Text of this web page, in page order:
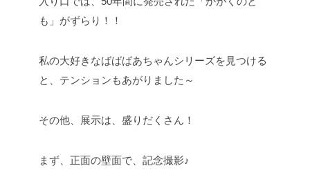
も」がずらり！！
私の大好きなばばばあちゃんシリーズを見つける
と、テンションもあがりました～
その他、展示は、盛りだくさん！
まず、正面の壁面で、記念撮影♪